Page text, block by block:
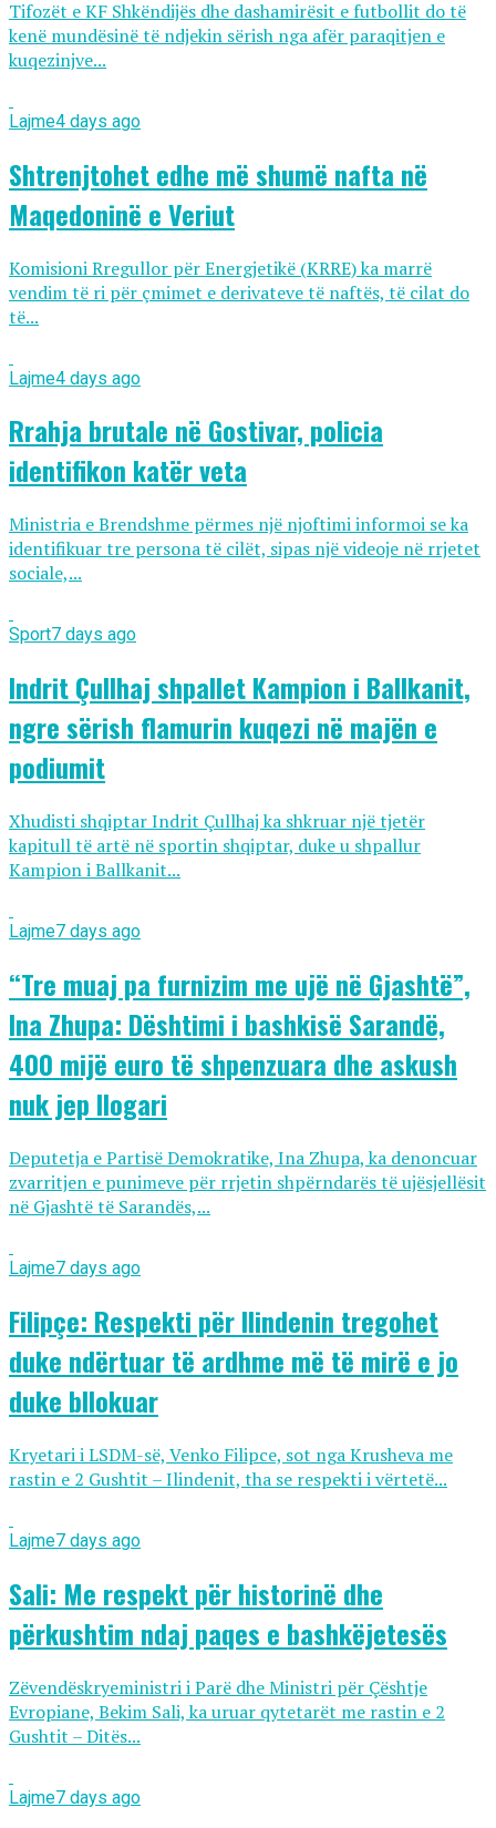
Tifozët e KF Shkëndijës dhe dashamirësit e futbollit do të
kenë mundësinë të ndjekin sërish nga afër paraqitjen e
kuqezinjve...
Lajme4 days ago
Shtrenjtohet edhe më shumë nafta në
Maqedoninë e Veriut
Komisioni Rregullor për Energjetikë (KRRE) ka marrë
vendim të ri për çmimet e derivateve të naftës, të cilat do
të...
Lajme4 days ago
Rrahja brutale në Gostivar, policia
identifikon katër veta
Ministria e Brendshme përmes një njoftimi informoi se ka
identifikuar tre persona të cilët, sipas një videoje në rrjetet
sociale,...
Sport7 days ago
Indrit Çullhaj shpallet Kampion i Ballkanit,
ngre sërish flamurin kuqezi në majën e
podiumit
Xhudisti shqiptar Indrit Çullhaj ka shkruar një tjetër
kapitull të artë në sportin shqiptar, duke u shpallur
Kampion i Ballkanit...
Lajme7 days ago
“Tre muaj pa furnizim me ujë në Gjashtë”,
Ina Zhupa: Dështimi i bashkisë Sarandë,
400 mijë euro të shpenzuara dhe askush
nuk jep llogari
Deputetja e Partisë Demokratike, Ina Zhupa, ka denoncuar
zvarritjen e punimeve për rrjetin shpërndarës të ujësjellësit
në Gjashtë të Sarandës,...
Lajme7 days ago
Filipçe: Respekti për Ilindenin tregohet
duke ndërtuar të ardhme më të mirë e jo
duke bllokuar
Kryetari i LSDM-së, Venko Filipce, sot nga Krusheva me
rastin e 2 Gushtit – Ilindenit, tha se respekti i vërtetë...
Lajme7 days ago
Sali: Me respekt për historinë dhe
përkushtim ndaj paqes e bashkëjetesës
Zëvendëskryeministri i Parë dhe Ministri për Çështje
Evropiane, Bekim Sali, ka uruar qytetarët me rastin e 2
Gushtit – Ditës...
Lajme7 days ago